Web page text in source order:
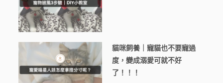
貓咪飼養｜寵貓也不要寵過
度，變成溺愛可就不好
了！！！